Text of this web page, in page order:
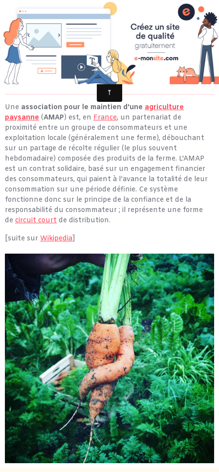
Une AMAP est uneinitiative autogérée de consommateurs.
Ce n'est pas un système de vente, mais
une démarche
d'achat des consommateurs
[suite sur le site del'Inter AMAP Pays Basque
Une association pour le maintien d'une agriculture
paysanne (AMAP) est, en France, un partenariat de
proximité entre un groupe de consommateurs et une
exploitation locale (généralement une ferme), débouchant
sur un partage de récolte régulier (le plus souvent
hebdomadaire) composée des produits de la ferme. L'AMAP
est un contrat solidaire, basé sur un engagement financier
des consommateurs, qui paient à l’avance la totalité de leur
consommation sur une période définie. Ce système
fonctionne donc sur le principe de la confiance et de la
responsabilité du consommateur ; il représente une forme
de circuit court de distribution.
[suite sur Wikipedia]